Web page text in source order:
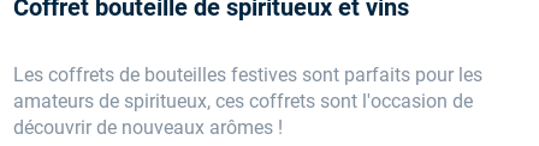
Coffret bouteille de spiritueux et vins
Les coffrets de bouteilles festives sont parfaits pour les
amateurs de spiritueux, ces coffrets sont l'occasion de
découvrir de nouveaux arômes !